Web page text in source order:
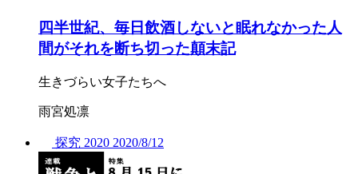
四半世紀、毎日飲酒しないと眠れなかった人
間がそれを断ち切った顛末記
生きづらい女子たちへ
雨宮処凛
探究 2020 2020/8/12